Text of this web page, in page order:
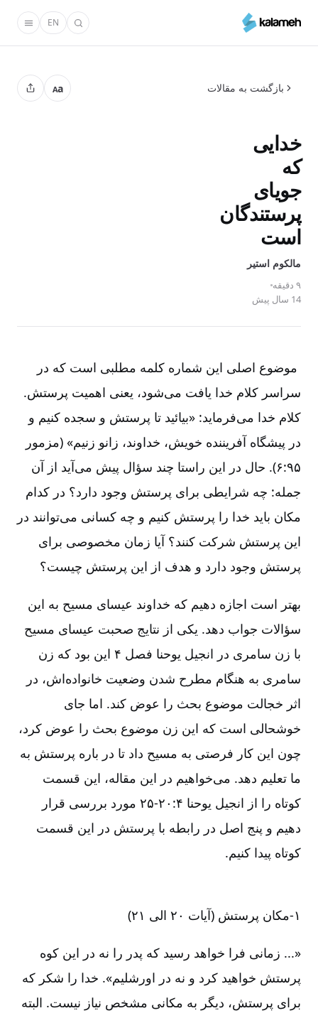
محتوای
EN
بازگشت به مقالات Aa
خدایی
که
جویای
پرستندگان
است
مالکوم استیر
۹ دقیقه
14 سال پیش
موضوع اصلی این شماره کلمه مطلبی است که در
سراسر کلام خدا یافت می‌‌شود، یعنی اهمیت پرستش.
کلام خدا می‌‌فرماید: «بیائید تا پرستش و سجده کنیم و
در پیشگاه آفریننده خویش، خداوند، زانو زنیم» (مزمور
۹۵‏:‏۶). حال در این راستا چند سؤال پیش می‌‌آید از آن
جمله: چه شرایطی برای پرستش وجود دارد؟ در کدام
مکان باید خدا را پرستش کنیم و چه کسانی می‌‌توانند در
این پرستش شرکت کنند؟ آیا زمان مخصوصی برای
پرستش وجود دارد و هدف از این پرستش چیست؟
بهتر است اجازه دهیم که خداوند عیسای مسیح به این
سؤالات جواب دهد. یکی از نتایج صحبت عیسای مسیح
با زن سامری در انجیل یوحنا فصل ۴ این بود که زن
سامری به هنگام مطرح شدن وضعیت خانواده‌‌اش، در
اثر خجالت موضوع بحث را عوض کند. اما جای
خوشحالی است که این زن موضوع بحث را عوض کرد،
چون این کار فرصتی به مسیح داد تا در باره پرستش به
ما تعلیم دهد. می‌‌خواهیم در این مقاله، این قسمت
کوتاه را از انجیل یوحنا ۴‏:‏۲۰‏-‏‏‏‏۲۵ مورد بررسی قرار
دهیم و پنج اصل در رابطه با پرستش در این قسمت
کوتاه پیدا کنیم.
۱-‏‏‏مکان پرستش (آیات ۲۰ الی ۲۱)
«... زمانی فرا خواهد رسید که پدر را نه در این کوه
پرستش خواهید کرد و نه در اورشلیم». خدا را شکر که
برای پرستش، دیگر به مکانی مشخص نیاز نیست. البته